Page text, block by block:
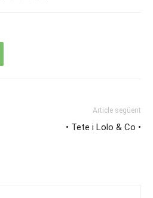
Article següent
• Tete i Lolo & Co •